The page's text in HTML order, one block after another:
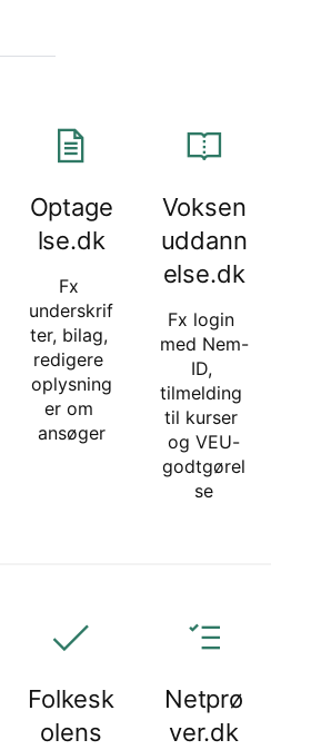
Optage
lse.dk
Fx
underskrif
ter, bilag,
redigere
oplysning
er om
ansøger
Voksen
uddann
else.dk
Fx login
med Nem-
ID,
tilmelding
til kurser
og VEU-
godtgørel
se
Folkesk
olens
Netprø
ver.dk